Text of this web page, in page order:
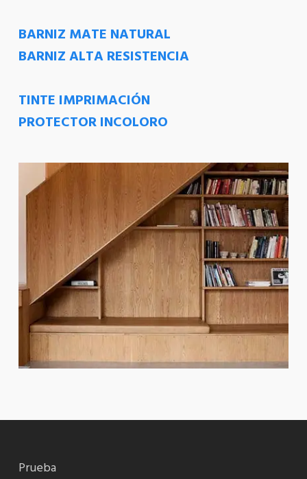
BARNIZ MATE NATURAL
BARNIZ ALTA RESISTENCIA
TINTE IMPRIMACIÓN
PROTECTOR INCOLORO
Prueba